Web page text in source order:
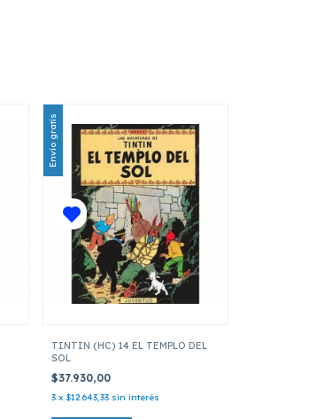
Envío gratis
TINTIN (HC) 14 EL TEMPLO DEL
SOL
$37.930,00
3 x $12.643,33 sin interés